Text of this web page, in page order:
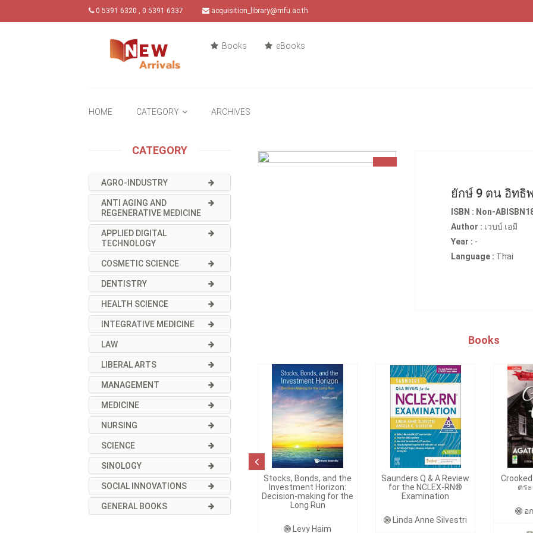
0 5391 6320 , 0 5391 6337 acquisition_library@mfu.ac.th
Books eBooks
HOME CATEGORY ARCHIVES
CATEGORY
AGRO-INDUSTRY
ANTI AGING AND
REGENERATIVE MEDICINE
APPLIED DIGITAL
TECHNOLOGY
COSMETIC SCIENCE
DENTISTRY
HEALTH SCIENCE
INTEGRATIVE MEDICINE
LAW
LIBERAL ARTS
MANAGEMENT
MEDICINE
NURSING
SCIENCE
SINOLOGY
SOCIAL INNOVATIONS
GENERAL BOOKS
ยักษ์ 9 ตน อิทธิ
ISBN : Non-
Author : เวบบ์ เอมี
Year : -
Language : Thai
Books
Stocks, Bonds, and the
Investment Horizon:
Decision-making for the
Long Run
Levy Haim
Saunders Q & A Review
for the NCLEX-RN®
Examination
Linda Anne Silvestri
ตร
อ